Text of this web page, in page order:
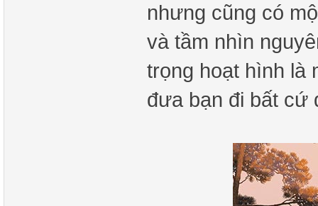
nhưng cũng có
và tầm nhìn
trọng hoạt hình là
đưa bạn đi bất cứ